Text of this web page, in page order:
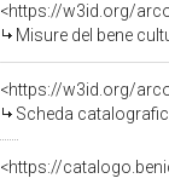
<https://w3id.org/
Misure del bene
<https://w3id.org/
Scheda
<https://